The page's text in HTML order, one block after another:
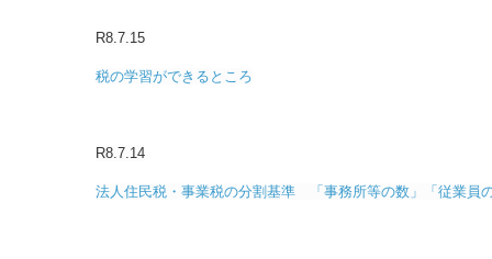
R8.7.15
税の学習ができるところ
R8.7.14
法人住民税・事業税の分割基準 「事務所等の数」「従業員